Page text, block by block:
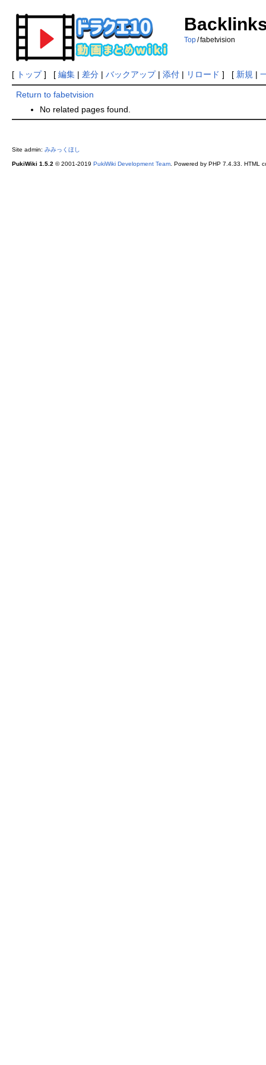
Top /fabetvision
[ トップ] [ 編集| 差分| バックアップ| 添付| リロード ] [ 新規 |
Return to fabetvision
No related pages found.
Site admin: みみっくほし
PukiWiki 1.5.2 © 2001-2019 PukiWiki Development Team. Powered by PHP 7.4.33. HTML